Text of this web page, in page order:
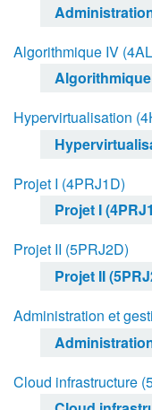
Algorithmique IV
Hypervirtualisation
Projet I (4PRJ1D)
Projet I
Projet II (5PRJ2D)
Projet II
Administration et
Cloud infrastructure